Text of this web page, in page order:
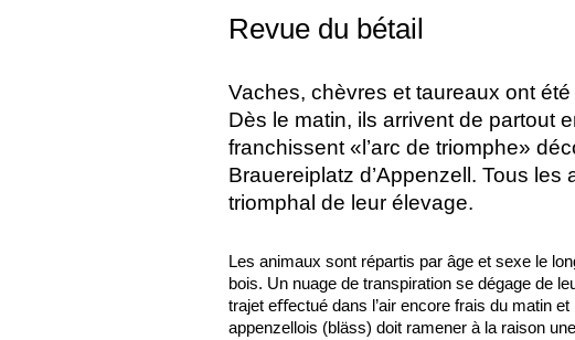
Revue du bétail
Vaches, chèvres et taureaux ont
Dès le matin, ils arrivent de partout
franchissent «l’arc de triomphe»
Brauereiplatz d’Appenzell. Tous
triomphal de leur élevage.
Les animaux sont répartis par âge et sexe le
bois. Un nuage de transpiration se dégage de
trajet eﬀectué dans l’air encore frais du matin
appenzellois (bläss) doit ramener à la raison